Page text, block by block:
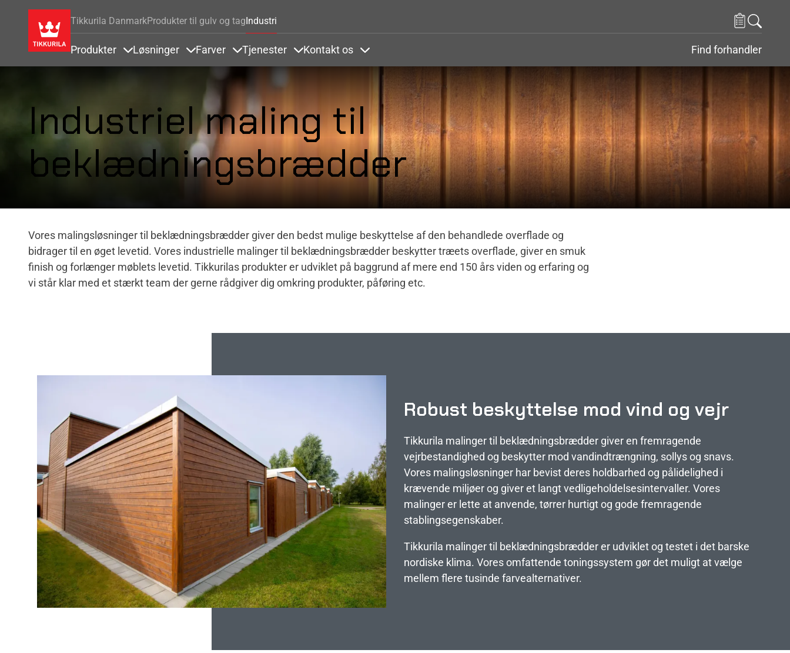
Tikkurila DanmarkProdukter til gulv og tagIndustri
Produkter Løsninger Farver Tjenester Kontakt os Find forhandler
Industriel maling til
beklædningsbrædder
Vores malingsløsninger til beklædningsbrædder giver den bedst mulige beskyttelse af den behandlede overflade og
bidrager til en øget levetid. Vores industrielle malinger til beklædningsbrædder beskytter træets overflade, giver en smuk
finish og forlænger møblets levetid. Tikkurilas produkter er udviklet på baggrund af mere end 150 års viden og erfaring og
vi står klar med et stærkt team der gerne rådgiver dig omkring produkter, påføring etc.
Robust beskyttelse mod vind og vejr
Tikkurila malinger til beklædningsbrædder giver en fremragende
vejrbestandighed og beskytter mod vandindtrængning, sollys og snavs.
Vores malingsløsninger har bevist deres holdbarhed og pålidelighed i
krævende miljøer og giver et langt vedligeholdelsesintervaller. Vores
malinger er lette at anvende, tørrer hurtigt og gode fremragende
stablingsegenskaber.
Tikkurila malinger til beklædningsbrædder er udviklet og testet i det barske
nordiske klima. Vores omfattende toningssystem gør det muligt at vælge
mellem flere tusinde farvealternativer.